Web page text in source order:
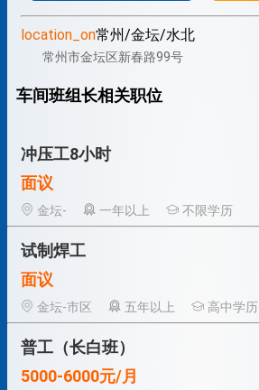
location_on常州/金坛/水北
常州市金坛区新春路99号
车间班组长相关职位
冲压工8小时
面议
金坛-
一年以上 不限学历
试制焊工
面议
金坛-市区
五年以上 高中学历
普工（长白班）
5000-6000元/月